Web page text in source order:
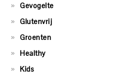
Gevogelte
Glutenvrij
Groenten
Healthy
Kids